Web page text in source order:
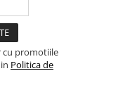
cu promotiile
Politica de